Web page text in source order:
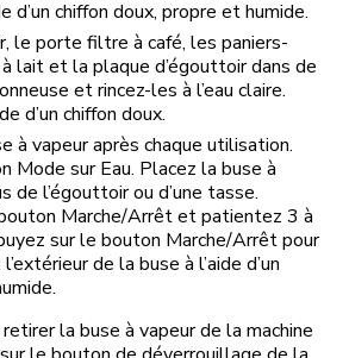
d’un chiffon doux, propre et humide.
le porte filtre à café, les paniers-
lait et la plaque d’égouttoir dans de
et rincez-les à l’eau claire.
d’un chiffon doux.
à vapeur après chaque utilisation.
Mode sur Eau. Placez la buse à
de l’égouttoir ou d’une tasse.
Marche/Arrêt et patientez 3 à
sur le bouton Marche/Arrêt pour
de la buse à l’aide d’un
la buse à vapeur de la machine